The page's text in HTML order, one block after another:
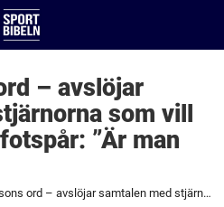
– avslöjar
som vill
”Är man
Stina Nilssons ord – avslöjar samtalen med stjärnorna som vill gå i svenskans fotspår: "Är man sugen så, kör"